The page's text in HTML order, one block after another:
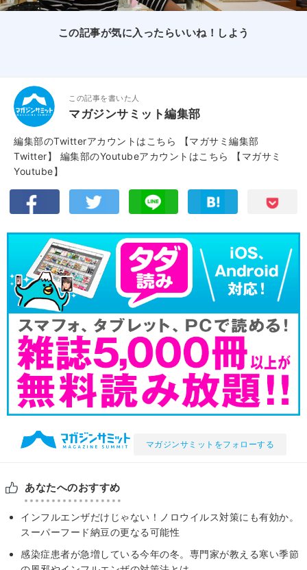
この記事が気に入ったらいいね！しよう
この記事を書いた人
マガジンサミット編集部
編集部のTwitterアカウントはこちら
【マガサミ編集部
Twitter】
編集部のYoutubeアカウントはこちら
【マガサミ
Youtube】
マガジンサミットをフォローする
あなたへのおすすめ
インフルエンザだけじゃない！ノロウイルス対策にも有効か。
スーパーフード納豆の更なる可能性
感染症患者が急増している今年の冬。専門家が教える寒い季節